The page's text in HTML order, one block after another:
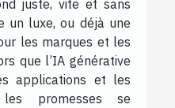
juste, vite et sans
un luxe, ou déjà une
les marques et les
que l’IA générative
applications et les
les promesses se